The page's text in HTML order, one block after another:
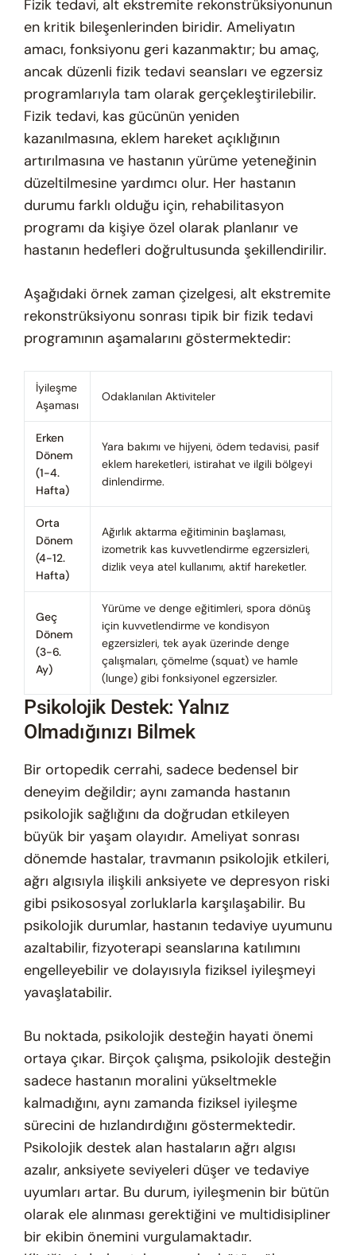
Fizik tedavi, alt ekstremite rekonstrüksiyonunun
en kritik bileşenlerinden biridir. Ameliyatın
amacı, fonksiyonu geri kazanmaktır; bu amaç,
ancak düzenli fizik tedavi seansları ve egzersiz
programlarıyla tam olarak gerçekleştirilebilir.
Fizik tedavi, kas gücünün yeniden
kazanılmasına, eklem hareket açıklığının
artırılmasına ve hastanın yürüme yeteneğinin
düzeltilmesine yardımcı olur. Her hastanın
durumu farklı olduğu için, rehabilitasyon
programı da kişiye özel olarak planlanır ve
hastanın hedefleri doğrultusunda şekillendirilir.
Aşağıdaki örnek zaman çizelgesi, alt ekstremite
rekonstrüksiyonu sonrası tipik bir fizik tedavi
programının aşamalarını göstermektedir:
İyileşme
Aşaması
Odaklanılan Aktiviteler
Erken
Dönem
(1-4.
Hafta)
Yara bakımı ve hijyeni, ödem tedavisi, pasif
eklem hareketleri, istirahat ve ilgili bölgeyi
dinlendirme.
Orta
Dönem
(4-12.
Hafta)
Ağırlık aktarma eğitiminin başlaması,
izometrik kas kuvvetlendirme egzersizleri,
dizlik veya atel kullanımı, aktif hareketler.
Geç
Dönem
(3-6.
Ay)
Yürüme ve denge eğitimleri, spora dönüş
için kuvvetlendirme ve kondisyon
egzersizleri, tek ayak üzerinde denge
çalışmaları, çömelme (squat) ve hamle
(lunge) gibi fonksiyonel egzersizler.
Psikolojik Destek: Yalnız
Olmadığınızı Bilmek
Bir ortopedik cerrahi, sadece bedensel bir
deneyim değildir; aynı zamanda hastanın
psikolojik sağlığını da doğrudan etkileyen
büyük bir yaşam olayıdır. Ameliyat sonrası
dönemde hastalar, travmanın psikolojik etkileri,
ağrı algısıyla ilişkili anksiyete ve depresyon riski
gibi psikososyal zorluklarla karşılaşabilir. Bu
psikolojik durumlar, hastanın tedaviye uyumunu
azaltabilir, fizyoterapi seanslarına katılımını
engelleyebilir ve dolayısıyla fiziksel iyileşmeyi
yavaşlatabilir.
Bu noktada, psikolojik desteğin hayati önemi
ortaya çıkar. Birçok çalışma, psikolojik desteğin
sadece hastanın moralini yükseltmekle
kalmadığını, aynı zamanda fiziksel iyileşme
sürecini de hızlandırdığını göstermektedir.
Psikolojik destek alan hastaların ağrı algısı
azalır, anksiyete seviyeleri düşer ve tedaviye
uyumları artar. Bu durum, iyileşmenin bir bütün
olarak ele alınması gerektiğini ve multidisipliner
bir ekibin önemini vurgulamaktadır.